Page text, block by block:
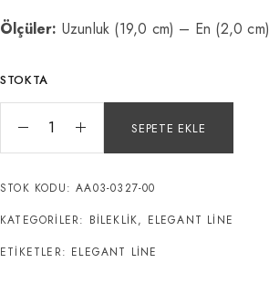
Ölçüler: Uzunluk (19,0 cm) – En (2,0 cm)
STOKTA
SEPETE EKLE
STOK KODU:AA03-0327-00
KATEGORILER: BILEKLIK, ELEGANT LINE
ETIKETLER: ELEGANT LINE